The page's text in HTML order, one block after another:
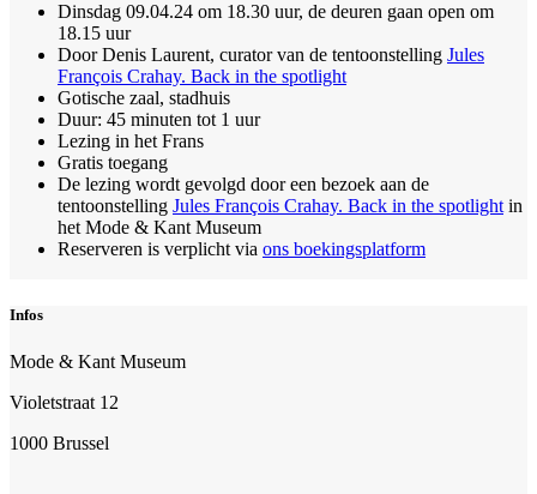
Dinsdag 09.04.24 om 18.30 uur, de deuren gaan open om
18.15 uur
Door Denis Laurent, curator van de tentoonstelling Jules
François Crahay. Back in the spotlight
Gotische zaal, stadhuis
Duur: 45 minuten tot 1 uur
Lezing in het Frans
Gratis toegang
De lezing wordt gevolgd door een bezoek aan de
tentoonstelling Jules François Crahay. Back in the spotlight in
het Mode & Kant Museum
Reserveren is verplicht via ons boekingsplatform
Infos
Mode & Kant Museum
Violetstraat 12
1000 Brussel